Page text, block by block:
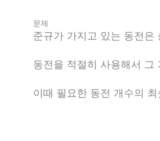
문제
준규가 가지고 있는 동전은
동전을 적절히 사용해서 그
이때 필요한 동전 개수의